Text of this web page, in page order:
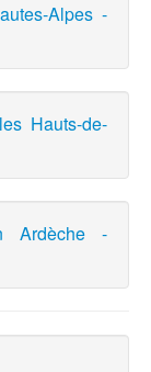
Alpes -
Hauts-de-
Ardèche -